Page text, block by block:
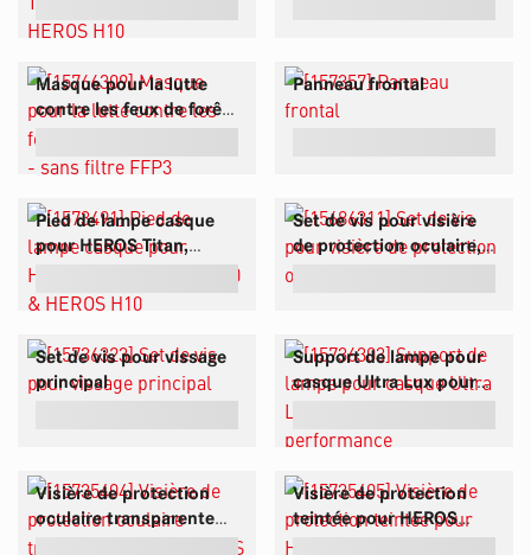
Masque pour la lutte
contre les feux de forêt
FFP3
Panneau frontal
Pied de lampe casque
pour HEROS Titan,
H10
Set de vis pour visière
de protection oculaire,
UE 10 SET
Set de vis pour vissage
principal
Support de lampe pour
casque Ultra Lux pour
performance
Visière de protection
oculaire transparente
Visière de protection
teintée pour HEROS
H30 et HEROS Titan